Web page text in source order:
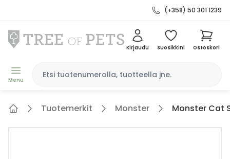
(+358) 50 301 1239
Menu
Kirjaudu Suosikkini Ostoskori
Tuotemerkit Monster Monster Cat